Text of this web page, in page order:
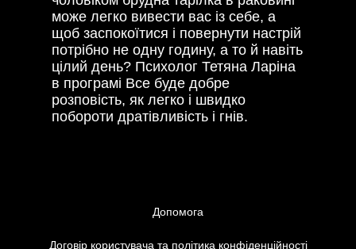
може легко вивести вас із себе, а
щоб заспокоїтися і повернути настрій
потрібно не одну годину, а то й навіть
цілий день? Психолог Тетяна Ларіна
в програмі Все буде добре
розповість, як легко і швидко
побороти дратівливість і гнів.
Допомога
Договір користувача та політика конфіденційності